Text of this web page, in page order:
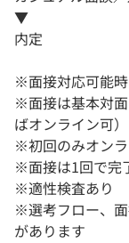
▼
内定
※面接対応可能
※面接は基本対
ばオンライン可）
※初回のみオン
※面接は1回で完
※適性検査あり
※選考フロー、
があります